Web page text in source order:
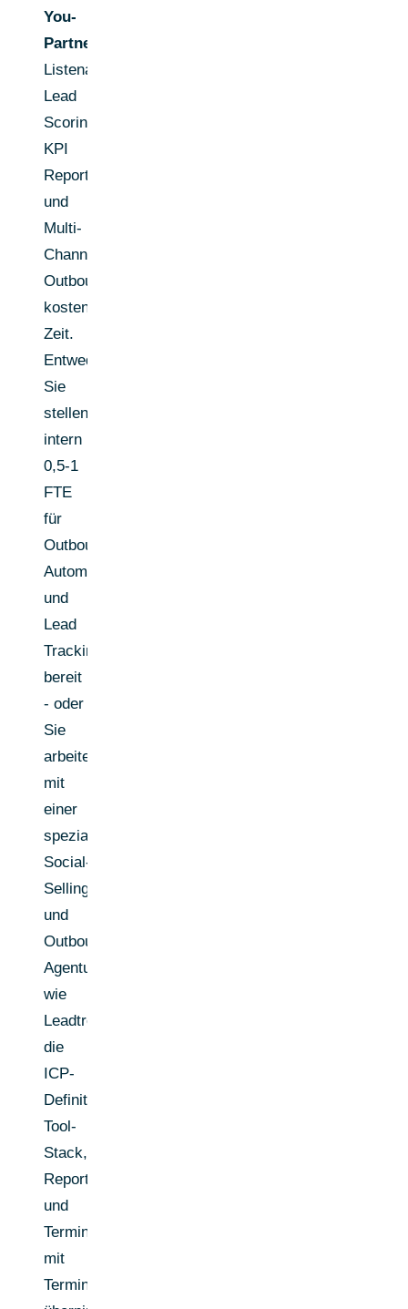
You-
Partner
Listenaufbau,
Lead
Scoring,
KPI
Reporting
und
Multi-
Channel-
Outbound
kosten
Zeit.
Entweder
Sie
stellen
intern
0,5-1
FTE
für
Outbound
Automation
und
Lead
Tracking
bereit
- oder
Sie
arbeiten
mit
einer
spezialisierten
Social-
Selling-
und
Outbound-
Agentur
wie
Leadtree,
die
ICP-
Definition,
Tool-
Stack,
Reporting
und
Terminvereinbarung
mit
Termin-/Leistungsgarantie